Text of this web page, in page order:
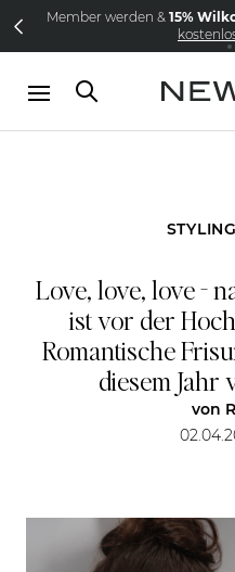
Direkt zum Inhalt
NEW IN: The Iconic
Member werden & 15%
Love, love, love -
ist vor der
Romantische
diesem Jahr
von